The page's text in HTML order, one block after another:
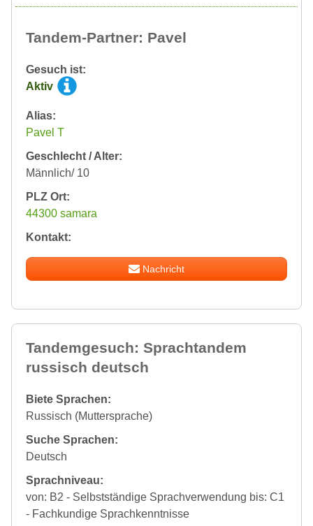
Tandem-Partner: Pavel
Gesuch ist:
Aktiv
Alias:
Pavel T
Geschlecht / Alter:
Männlich/ 10
PLZ Ort:
44300 samara
Kontakt:
Nachricht
Tandemgesuch: Sprachtandem
russisch deutsch
Biete Sprachen:
Russisch (Muttersprache)
Suche Sprachen:
Deutsch
Sprachniveau:
von: B2 - Selbstständige Sprachverwendung bis: C1
- Fachkundige Sprachkenntnisse